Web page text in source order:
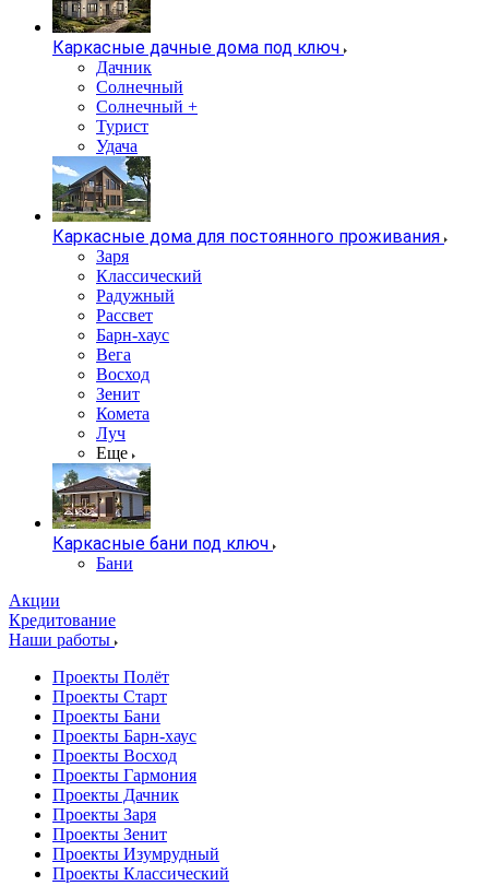
Каркасные дачные дома под ключ
Дачник
Солнечный
Солнечный +
Турист
Удача
Каркасные дома для постоянного проживания
Заря
Классический
Радужный
Рассвет
Барн-хаус
Вега
Восход
Зенит
Комета
Луч
Еще
Каркасные бани под ключ
Бани
Акции
Кредитование
Наши работы
Проекты Полёт
Проекты Старт
Проекты Бани
Проекты Барн-хаус
Проекты Восход
Проекты Гармония
Проекты Дачник
Проекты Заря
Проекты Зенит
Проекты Изумрудный
Проекты Классический